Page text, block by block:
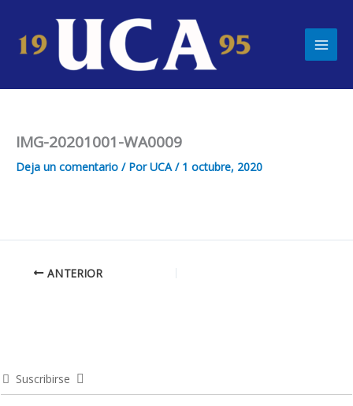
contenido
IMG-20201001-WA0009
Deja un comentario / PorUCA/ 1 octubre, 2020
ANTERIOR
Suscribirse